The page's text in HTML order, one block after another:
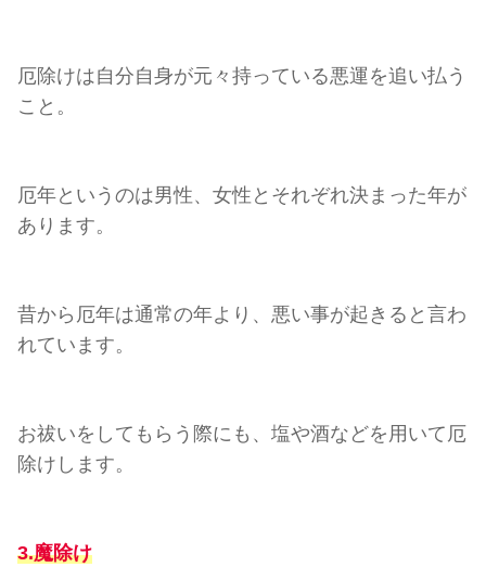
厄除けは自分自身が元々持っている悪運を追い払う
こと。
厄年というのは男性、女性とそれぞれ決まった年が
あります。
昔から厄年は通常の年より、悪い事が起きると言わ
れています。
お祓いをしてもらう際にも、塩や酒などを用いて厄
除けします。
3.魔除け